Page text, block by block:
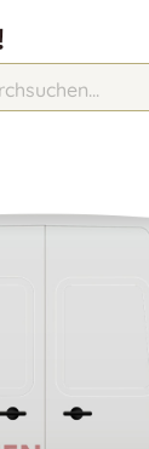
24/7 mit
Chatbot